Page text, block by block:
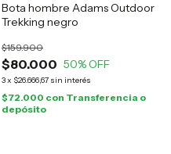
Bota hombre Adams Outdoor
Trekking negro
$80.000
$159.900
50% OFF
3x $26.666,67 sin interés
$72.000 con Transferencia o
depósito